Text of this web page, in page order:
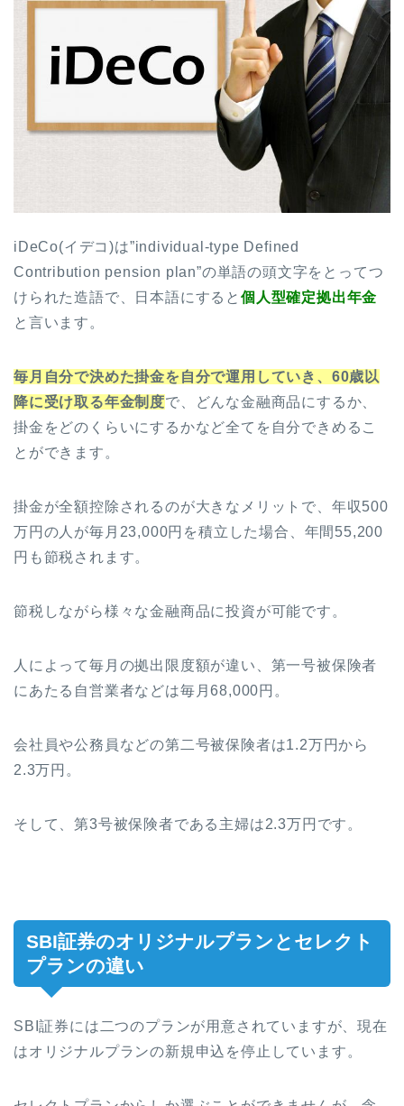
iDeCo(イデコ)は”individual-type Defined
Contribution pension plan”の単語の頭文字をとってつ
けられた造語で、日本語にすると 個人型確定拠出年金
と言います。
毎月自分で決めた掛金を自分で運用していき、60歳以
降に受け取る年金制度で、どんな金融商品にするか、
掛金をどのくらいにするかなど全てを自分できめるこ
とができます。
掛金が全額控除されるのが大きなメリットで、年収500
万円の人が毎月23,000円を積立した場合、年間55,200
円も節税されます。
節税しながら様々な金融商品に投資が可能です。
人によって毎月の拠出限度額が違い、第一号被保険者
にあたる自営業者などは毎月68,000円。
会社員や公務員などの第二号被保険者は1.2万円から
2.3万円。
そして、第3号被保険者である主婦は2.3万円です。
SBI証券のオリジナルプランとセレクト
プランの違い
SBI証券には二つのプランが用意されていますが、現在
はオリジナルプランの新規申込を停止しています。